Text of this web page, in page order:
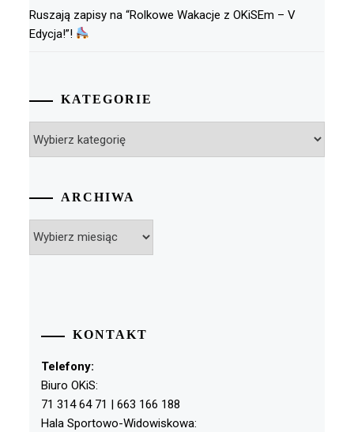
Ruszają zapisy na “Rolkowe Wakacje z OKiSEm – V
Edycja!”!
KATEGORIE
ARCHIWA
KONTAKT
Telefony:
Biuro OKiS:
71 314 64 71 | 663 166 188
Hala Sportowo-Widowiskowa: